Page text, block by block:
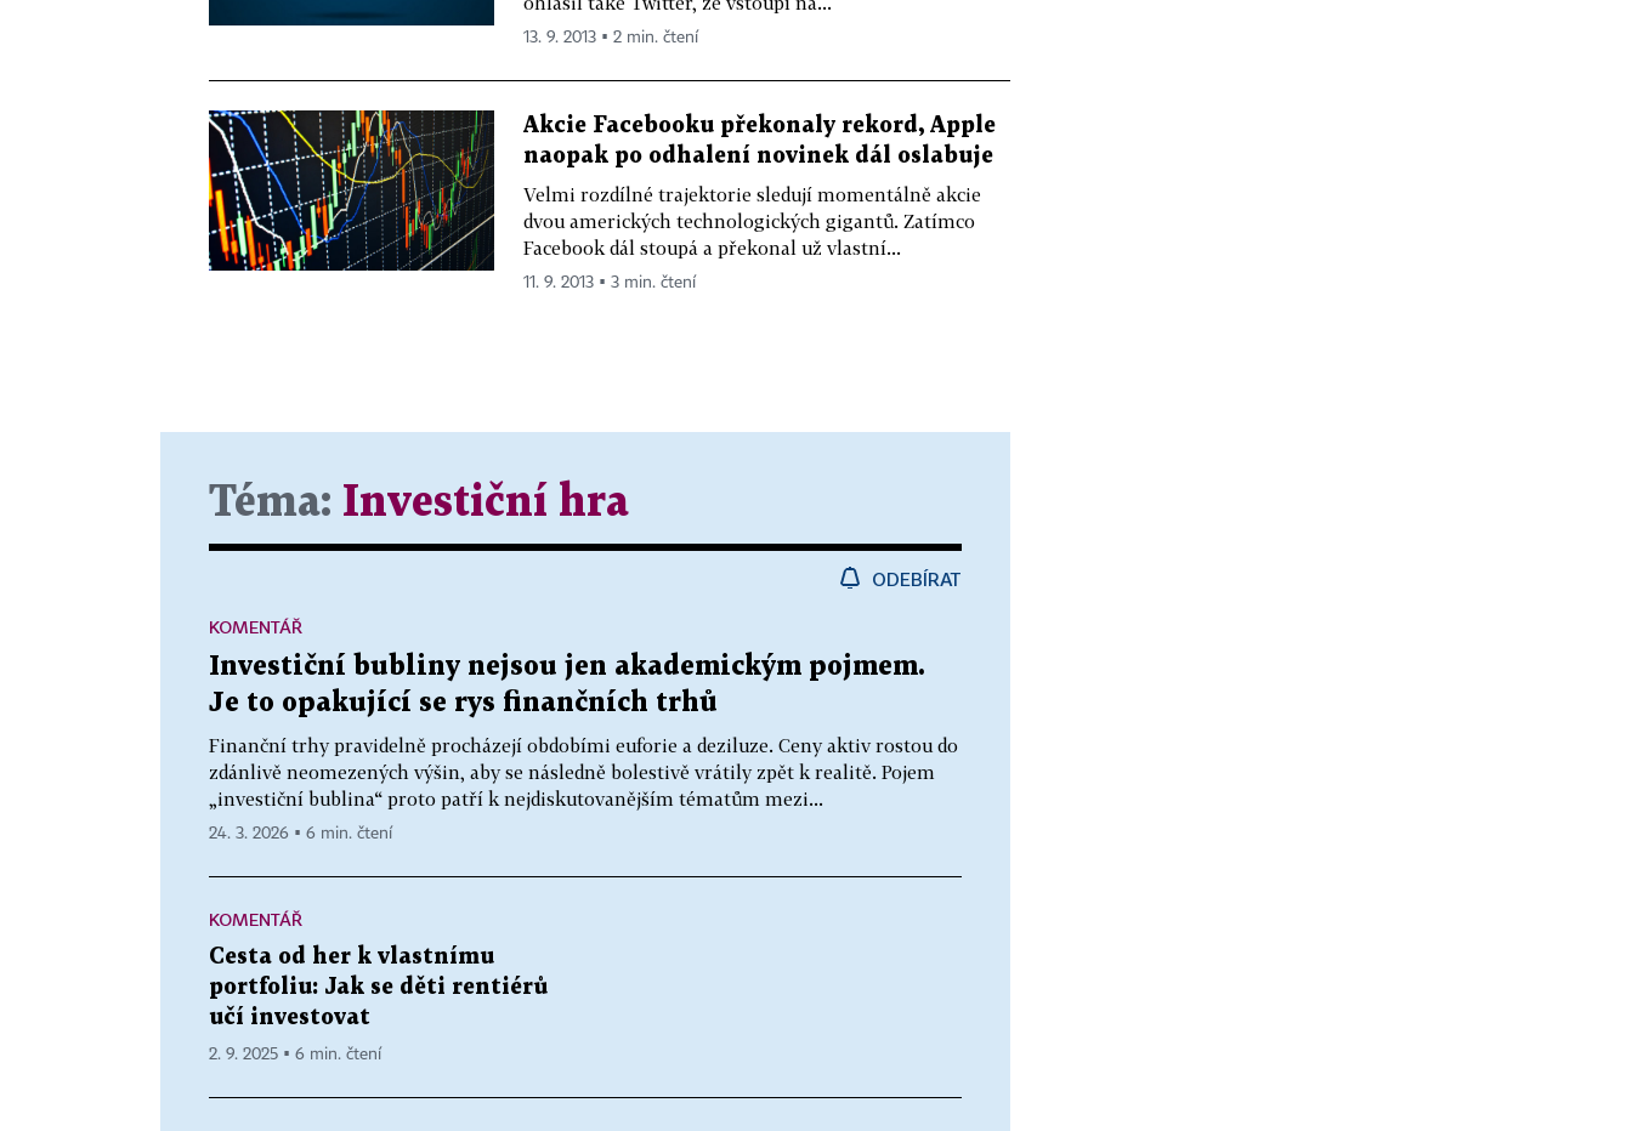
13. 9. 2013 ▪ 2 min. čtení
Akcie Facebooku překonaly rekord, Apple
naopak po odhalení novinek dál oslabuje
Velmi rozdílné trajektorie sledují momentálně akcie
dvou amerických technologických gigantů. Zatímco
Facebook dál stoupá a překonal už vlastní...
11. 9. 2013 ▪ 3 min. čtení
Téma: Investiční hra
ODEBÍRAT
Investiční bubliny nejsou jen akademickým pojmem.
Je to opakující se rys finančních trhů
Finanční trhy pravidelně procházejí obdobími euforie a deziluze. Ceny aktiv rostou do
zdánlivě neomezených výšin, aby se následně bolestivě vrátily zpět k realitě. Pojem
„investiční bublina“ proto patří k nejdiskutovanějším tématům mezi...
KOMENTÁŘ
24. 3. 2026 ▪ 6 min. čtení
KOMENTÁŘ
Cesta od her k vlastnímu
portfoliu: Jak se děti rentiérů
učí investovat
2. 9. 2025 ▪ 6 min. čtení